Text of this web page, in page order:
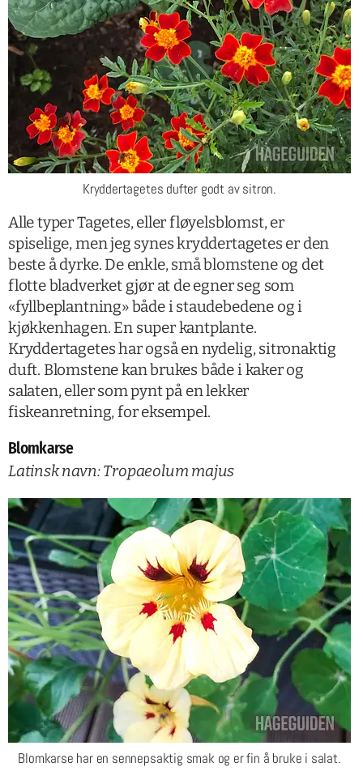
Kryddertagetes dufter godt av sitron.
Alle typer Tagetes, eller fløyelsblomst, er
spiselige, men jeg synes kryddertagetes er den
beste å dyrke. De enkle, små blomstene og det
flotte bladverket gjør at de egner seg som
«fyllbeplantning» både i staudebedene og i
kjøkkenhagen. En super kantplante.
Kryddertagetes har også en nydelig, sitronaktig
duft. Blomstene kan brukes både i kaker og
salaten, eller som pynt på en lekker
fiskeanretning, for eksempel.
Blomkarse
Latinsk navn: Tropaeolum majus
Blomkarse har en sennepsaktig smak og er fin å bruke i salat.